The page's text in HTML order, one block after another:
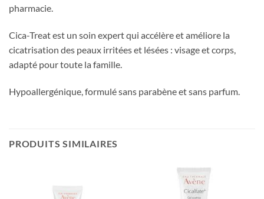
pharmacie.
Cica-Treat est un soin expert qui accélère et améliore la
cicatrisation des peaux irritées et lésées : visage et corps,
adapté pour toute la famille.
Hypoallergénique, formulé sans parabène et sans parfum.
PRODUITS SIMILAIRES